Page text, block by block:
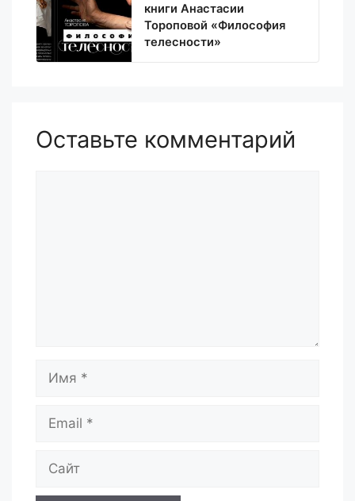
книги Анастасии
Тороповой «Философия
телесности»
Оставьте комментарий